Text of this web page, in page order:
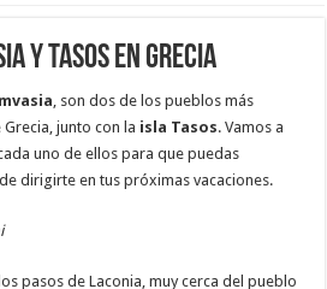
y Tasos en Grecia
, son dos de los pueblos más
junto con la isla Tasos. Vamos a
uno de ellos para que puedas
dirigirte en tus próximas vacaciones.
pasos de Laconia, muy cerca del pueblo